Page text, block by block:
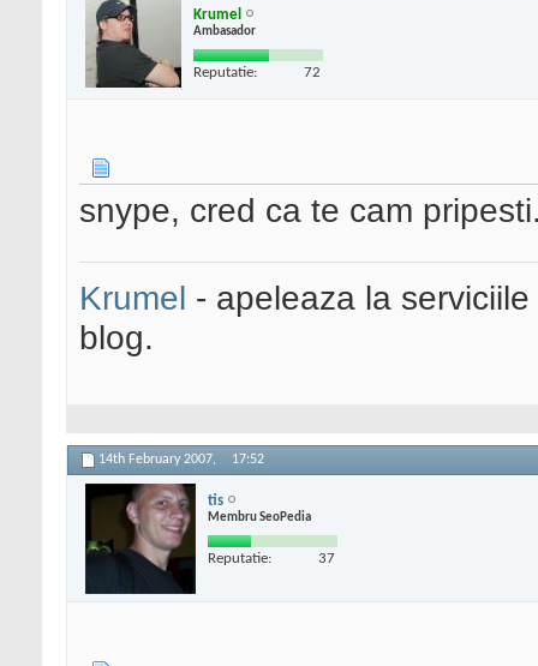
Krumel
Ambasador
Reputatie: 72
snype, cred ca te cam
Krumel - apeleaza la
blog.
14th February 2007, 17:52
tis
Membru SeoPedia
Reputatie: 37